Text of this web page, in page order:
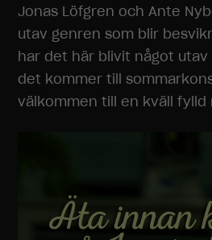
Jonas Löfgren och Ante
utav genren som blir
har det här blivit något
det kommer till
välkommen till en kväll fylld